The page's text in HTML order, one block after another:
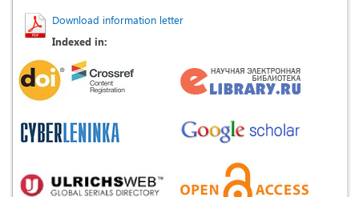
Download information letter
Indexed in: